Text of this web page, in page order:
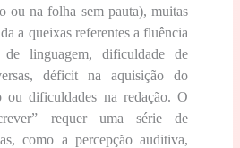
ou na folha sem pauta), muitas
a queixas referentes a fluência
linguagem, dificuldade de
déficit na aquisição do
ou dificuldades na redação. O
requer uma série de
como a percepção auditiva,